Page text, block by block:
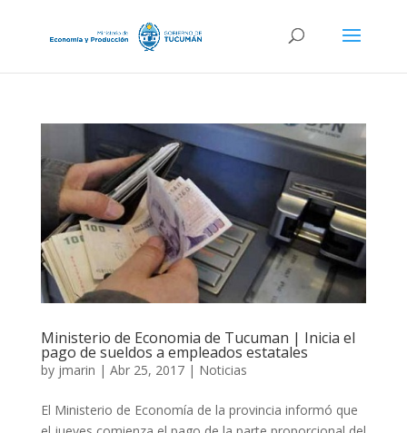
Ministerio de Economia de Tucuman | Inicia el
pago de sueldos a empleados estatales
by jmarin | Abr 25, 2017| Noticias
El Ministerio de Economía de la provincia informó que